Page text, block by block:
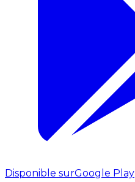
Disponible surGoogle Play